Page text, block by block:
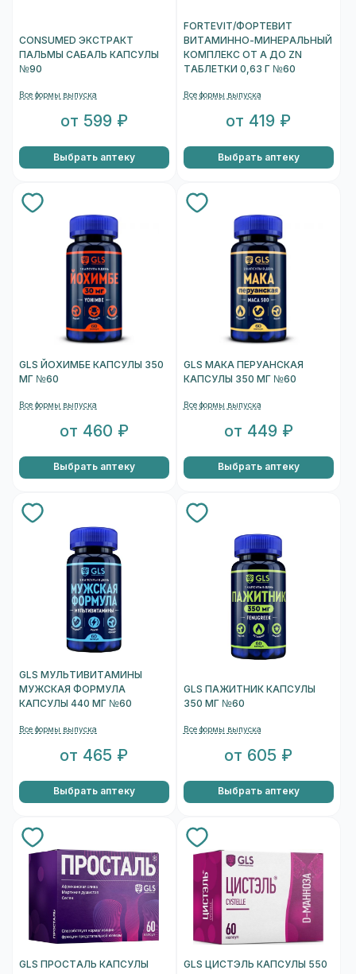
CONSUMED ЭКСТРАКТ
ПАЛЬМЫ САБАЛЬ КАПСУЛЫ
№90
Все формы выпуска
от 599 ₽
Выбрать аптеку
FORTEVIT/ФОРТЕВИТ
ВИТАМИННО-МИНЕРАЛЬНЫЙ
КОМПЛЕКС ОТ A ДО ZN
ТАБЛЕТКИ 0,63 Г №60
Все формы выпуска
от 419 ₽
Выбрать аптеку
GLS ЙОХИМБЕ КАПСУЛЫ 350
МГ №60
Все формы выпуска
от 460 ₽
Выбрать аптеку
GLS МАКА ПЕРУАНСКАЯ
КАПСУЛЫ 350 МГ №60
Все формы выпуска
от 449 ₽
Выбрать аптеку
GLS МУЛЬТИВИТАМИНЫ
МУЖСКАЯ ФОРМУЛА
КАПСУЛЫ 440 МГ №60
Все формы выпуска
от 465 ₽
Выбрать аптеку
GLS ПАЖИТНИК КАПСУЛЫ
350 МГ №60
Все формы выпуска
от 605 ₽
Выбрать аптеку
GLS ПРОСТАЛЬ КАПСУЛЫ
GLS ЦИСТЭЛЬ КАПСУЛЫ 550